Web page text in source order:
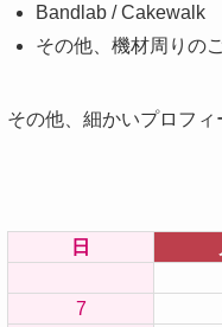
Bandlab / Cakewalk
その他、機材周りの
その他、細かいプロフ
日
7